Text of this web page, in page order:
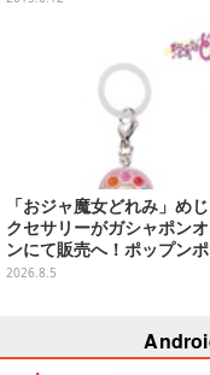
「おジャ魔女どれみ」め
クセサリーがガシャポン
ンにて販売へ！ポップン
魔法玉の2連チャームなど
2026.8.5